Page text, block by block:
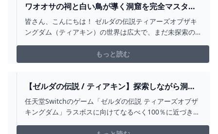
ワオオサの祠と白い鳥が導く洞窟を完全マスタ
ー！【ティアキン攻略】 とあるゲームブログの軌
跡
皆さん、こんにちは！ ゼルダの伝説ティアーズオブザキ
ングダム（ティアキン）の世界は広大で、まだ未探索の
村周辺も多くの謎に包まれています。 今日は、その中で
も特に注目すべき「ワオオサの祠」と
もっと読む
【ゼルダの伝説 / ティアキン】探索しながら洞窟
探しの旅！(サトリ山の地域編)【みつあめ/#新人
VTUBER】 - YOUTUBE
任天堂Switchのゲーム「ゼルダの伝説 ティアーズオブザ
キングダム」ラスボスに向けてなるべく100％に近づきた